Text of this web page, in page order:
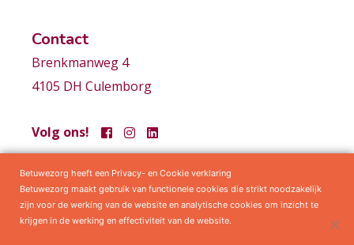
Contact
Brenkmanweg 4
4105 DH Culemborg
Volg ons!
Samenwerkingen Privacy statement Algemene voorwaarden
Betuwezorg heeft een Privacy- en Cookie verklaring
Betuwezorg maakt gebruik van functionele cookies die strikt noodzakelijk
zijn voor de werking van de website en analytische cookies om inzicht te
krijgen in de werking en effectiviteit van de website.